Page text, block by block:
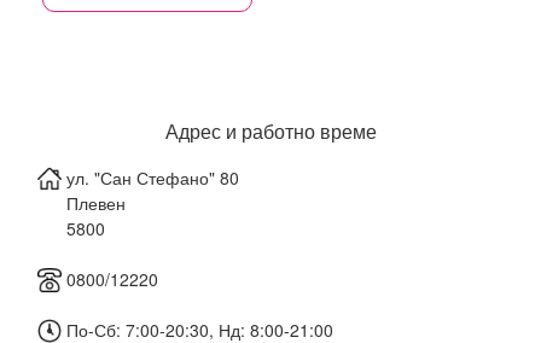
Адрес и работно време
ул. "Сан Стефано" 80
Плевен
5800
0800/12220
По-Сб: 7:00-20:30, Нд: 8:00-21:00